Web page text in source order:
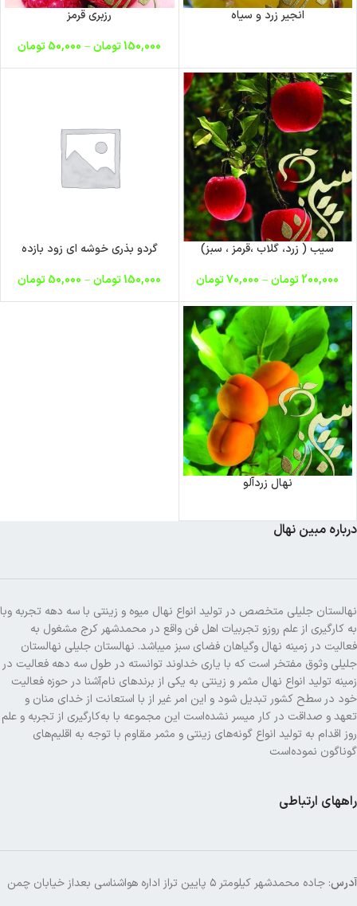
انجیر زرد و سیاه
رزبری قرمز
150,000تومان –
50,000تومان
سیب ( زرد، گلاب ،قرمز ، سبز)
200,000تومان –
70,000تومان
گردو بذری خوشه ای زود بازده
150,000تومان –
50,000تومان
نهال زردآلو
درباره مبین نهال
نهالستان جلیلی متخصص در تولید انواع نهال میوه و زینتی با سه دهه تجربه وبا
به کارگیری از علم روزو تجربیات اهل فن واقع در محمدشهر کرج مشغول به
فعالیت در زمینه نهال وگیاهان فضای سبز میباشد. نهالستان جلیلی نهالستان
جلیلی وثوق مفتخر است که با یاری خداوند توانسته در طول سه دهه فعالیت در
زمینه تولید انواع نهال مثمر و زینتی به یکی از برندهای نام‌آشنا در حوزه فعالیت
خود در سطح کشور تبدیل شود و این امر غیر از با استعانت از خدای منان و
تعهد و صداقت در کار میسر نشده‌است این مجموعه با به‌کارگیری از تجربه و علم
روز اقدام به تولید انواع گونه‌های زینتی و مثمر مقاوم با توجه به اقلیم‌های
گوناگون نموده‌است
راههای ارتباطی
آدرس: جاده محمدشهر کیلومتر ۵ پایین تراز اداره هواشناسی بعداز خیابان چمن